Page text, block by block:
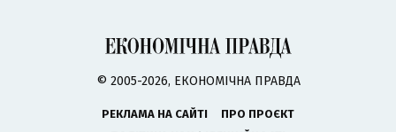
© 2005-2026, ЕКОНОМІЧНА ПРАВДА
РЕКЛАМА НА САЙТІ
ПРО ПРОЄКТ